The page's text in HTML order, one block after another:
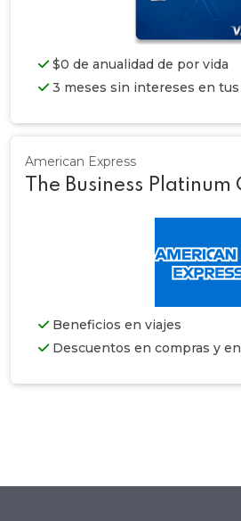
$0 de anualidad de por vida
3 meses sin intereses en tus
American Express
The Business Platinum
Beneficios en viajes
Descuentos en compras y